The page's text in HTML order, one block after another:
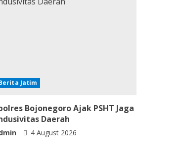
Jatim
Bojonegoro Ajak PSHT Jaga
Daerah
4 August 2026